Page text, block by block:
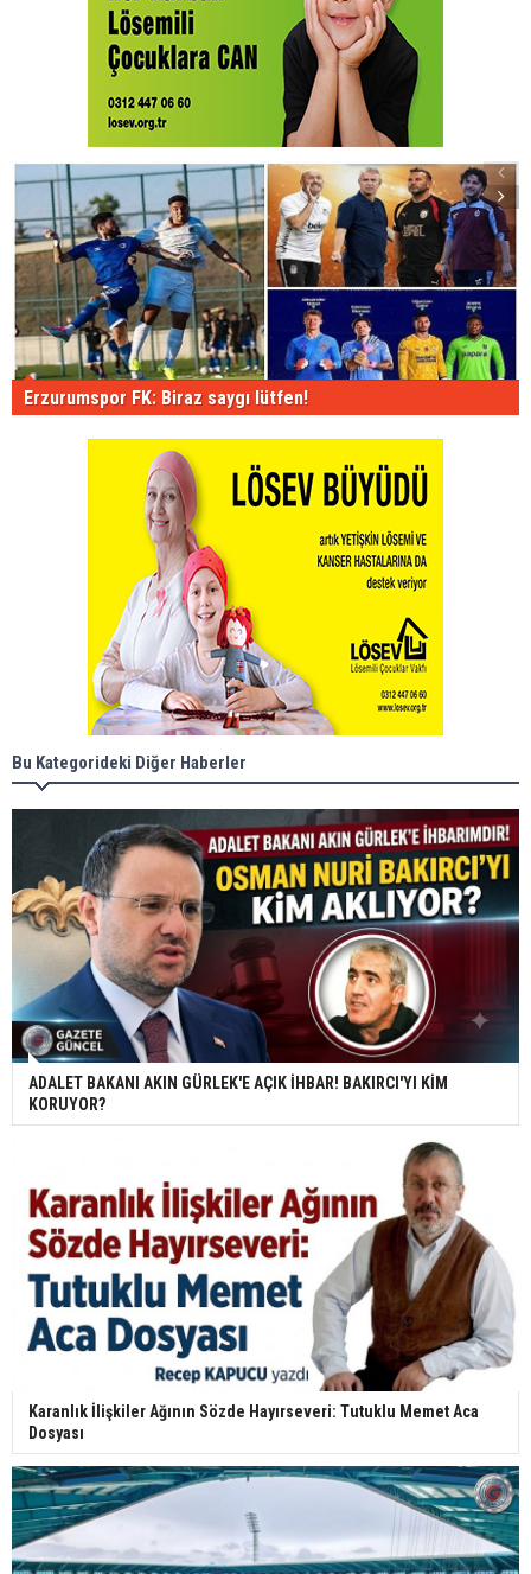
Erzurumspor FK: Biraz saygı lütfen!
Bu Kategorideki Diğer Haberler
ADALET BAKANI AKIN GÜRLEK'E AÇIK İHBAR! BAKIRCI'YI KİM
KORUYOR?
Karanlık İlişkiler Ağının Sözde Hayırseveri: Tutuklu Memet Aca
Dosyası